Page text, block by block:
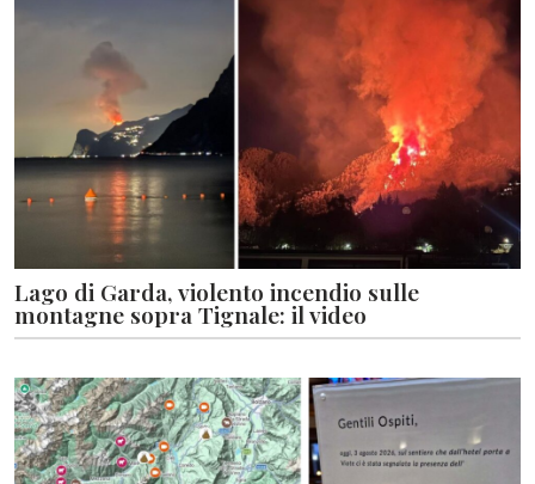
Lago di Garda, violento incendio sulle
montagne sopra Tignale: il video